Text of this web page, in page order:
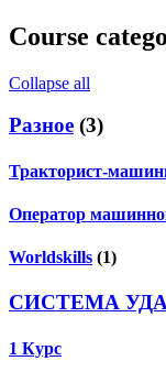
Course
Collapse all
Разное (3)
Тракторист-
Оператор
Worldskills (1)
СИСТЕМА
1 Курс